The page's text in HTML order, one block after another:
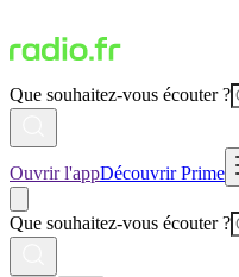
Que souhaitez-vous écouter ?
Ouvrir l'appDécouvrir Prime
Que souhaitez-vous écouter ?